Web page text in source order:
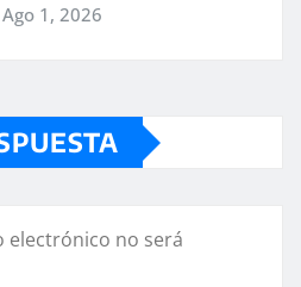
Ago 1, 2026
electrónico no será